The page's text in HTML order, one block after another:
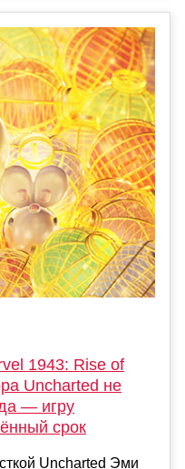
1943: Rise of
Uncharted не
— игру
срок
Uncharted Эми